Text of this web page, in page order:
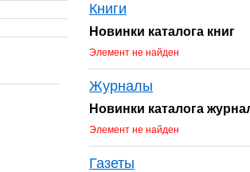
Книги
Новинки каталога книг
Элемент не найден
Журналы
Новинки каталога
Элемент не найден
Газеты